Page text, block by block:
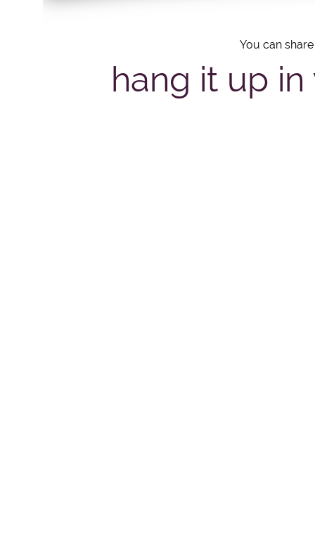
You can
hang it up